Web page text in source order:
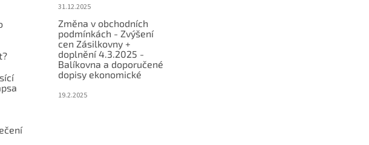
31.12.2025
Změna v obchodních
podmínkách - Zvýšení
cen Zásilkovny +
doplnění 4.3.2025 -
Balíkovna a doporučené
dopisy ekonomické
19.2.2025